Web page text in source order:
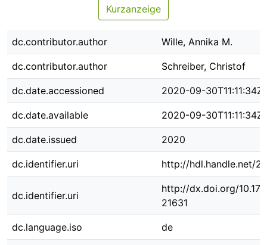
Kurzanzeige
dc.contributor.author Wille, Annika M.
dc.contributor.author Schreiber, Christof
dc.date.accessioned 2020-09-30T11:11:34Z
dc.date.available 2020-09-30T11:11:34Z
dc.date.issued 2020
dc.identifier.uri http://hdl.handle.net/
dc.identifier.uri
http://dx.doi.org/
21631
dc.language.iso de